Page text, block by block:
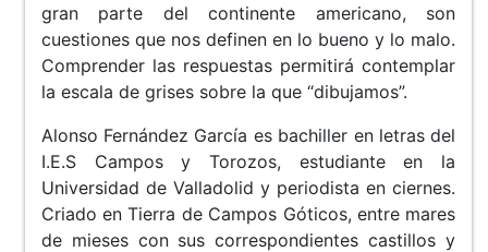
gran parte del continente americano, son
cuestiones que nos definen en lo bueno y lo malo.
Comprender las respuestas permitirá contemplar
la escala de grises sobre la que “dibujamos”.
Alonso Fernández García es bachiller en letras del
I.E.S Campos y Torozos, estudiante en la
Universidad de Valladolid y periodista en ciernes.
Criado en Tierra de Campos Góticos, entre mares
de mieses con sus correspondientes castillos y